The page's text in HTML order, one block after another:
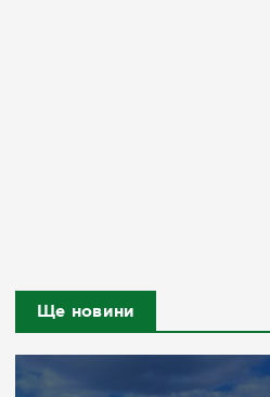
Ще новини